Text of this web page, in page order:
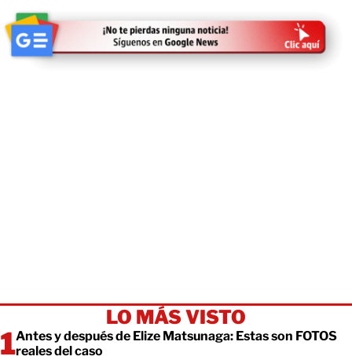
LO MÁS VISTO
Antes y después de Elize Matsunaga: Estas son FOTOS
reales del caso